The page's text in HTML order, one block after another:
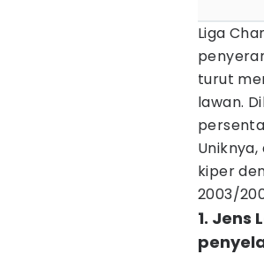
Liga
turut
lawan.
kiper
2003/
1. Jens